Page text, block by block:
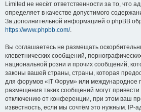
Limited не несёт ответственности за то, что
определяет в качестве допустимого
За дополнительной информацией о phpBB
https://www.phpbb.com/.
Вы соглашаетесь не размещать
клеветнических сообщений,
национальной розни и прочих сообщений,
законы вашей страны, страны, которая
для форумов «IT Форум» или международное
размещения таких сообщений могут
отключению от конференции, при этом ваш
известность, если мы сочтём это нужным. IP-